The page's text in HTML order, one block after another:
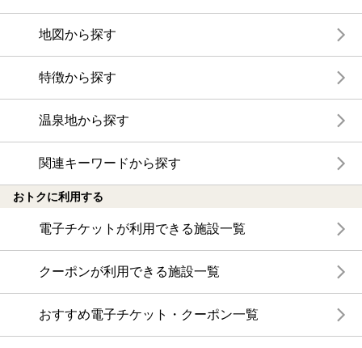
地図から探す
特徴から探す
温泉地から探す
関連キーワードから探す
おトクに利用する
電子チケットが利用できる施設一覧
クーポンが利用できる施設一覧
おすすめ電子チケット・クーポン一覧